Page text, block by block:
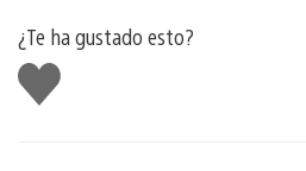
¿Te ha gustado esto?
Me
gusta